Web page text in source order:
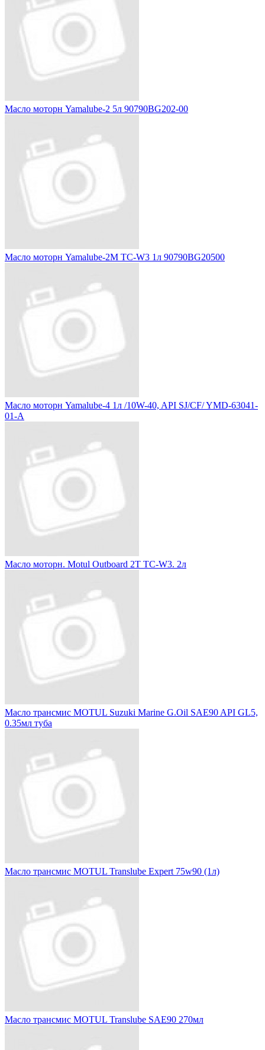
Масло моторн Yamalube-2 5л 90790BG202-00
Масло моторн Yamalube-2M TC-W3 1л 90790BG20500
Масло моторн Yamalube-4 1л /10W-40, API SJ/CF/ YMD-63041-
01-A
Масло моторн. Motul Outboard 2T TC-W3. 2л
Масло трансмис MOTUL Suzuki Marine G.Oil SAE90 API GL5,
0.35мл туба
Масло трансмис MOTUL Translube Expert 75w90 (1л)
Масло трансмис MOTUL Translube SAE90 270мл